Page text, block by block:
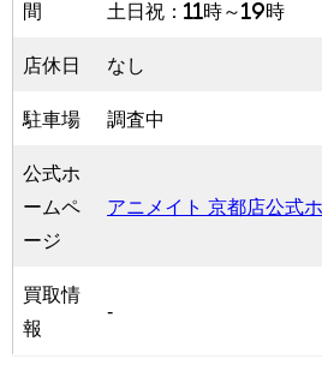
間
土日祝：11時～19時
店休日 なし
駐車場 調査中
公式ホ
ームペ
ージ
アニメイト 京都店公式
買取情
報
-